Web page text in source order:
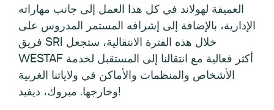
العميقة لهولاند في كل هذا العمل إلى جانب مهاراته
الإدارية، بالإضافة إلى إشرافه المستمر المدروس على
فريق SRI خلال هذه الفترة الانتقالية، ستجعل
WESTAF أكثر فعالية مع انتقالنا إلى المستقبل لخدمة
الأشخاص والمنظمات والأماكن في ولاياتنا الغربية
وخارجها. مبروك، ديفيد!